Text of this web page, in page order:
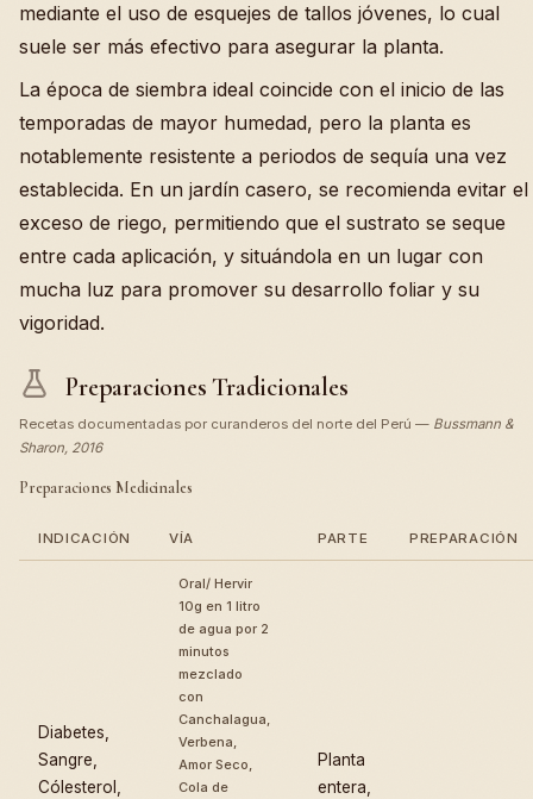
mediante el uso de esquejes de tallos jóvenes, lo cual
suele ser más efectivo para asegurar la planta.
La época de siembra ideal coincide con el inicio de las
temporadas de mayor humedad, pero la planta es
notablemente resistente a periodos de sequía una vez
establecida. En un jardín casero, se recomienda evitar el
exceso de riego, permitiendo que el sustrato se seque
entre cada aplicación, y situándola en un lugar con
mucha luz para promover su desarrollo foliar y su
vigoridad.
Preparaciones Tradicionales
Recetas documentadas por curanderos del norte del Perú — Bussmann &
Sharon, 2016
Preparaciones Medicinales
INDICACIÓN VÍA PARTE PREPARACIÓN
Diabetes,
Sangre,
Cólesterol,
Oral/ Hervir
10g en 1 litro
de agua por 2
minutos
mezclado
con
Canchalagua,
Verbena,
Amor Seco,
Cola de
Planta
entera,